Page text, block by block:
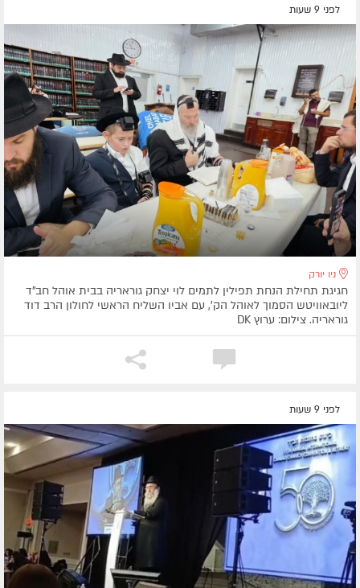
לפני 9 שעות
ניו יורק
חגיגת תחילת הנחת תפילין לתמים לוי יצחק גוראריה בבית אוהל חב"ד
ליובאוויטש הסמוך לאוהל הק', עם אביו השליח הראשי לחולון הרב דוד
גוראריה. צילום: ערוץ DK
לפני 9 שעות